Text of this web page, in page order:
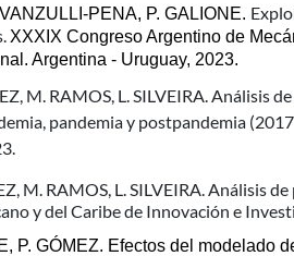
PENA, P. GALIONE.
XXXIX Congreso Argentino de
Argentina - Uruguay, 2023.
M. RAMOS, L. SILVEIRA. Análisis
pandemia y postpandemia
M. RAMOS, L. SILVEIRA. Análisis
y del Caribe de Innovación e
P. GÓMEZ. Efectos del modelado